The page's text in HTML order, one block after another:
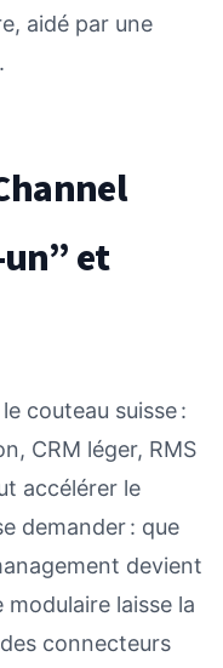
aidé par une
et
couteau suisse :
CRM léger, RMS
accélérer le
demander : que
devient
laisse la
connecteurs